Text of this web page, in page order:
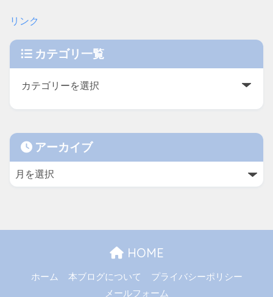
リンク
カテゴリ一覧
アーカイブ
HOME
ホーム 本ブログについて
プライバシーポリシー
メールフォーム